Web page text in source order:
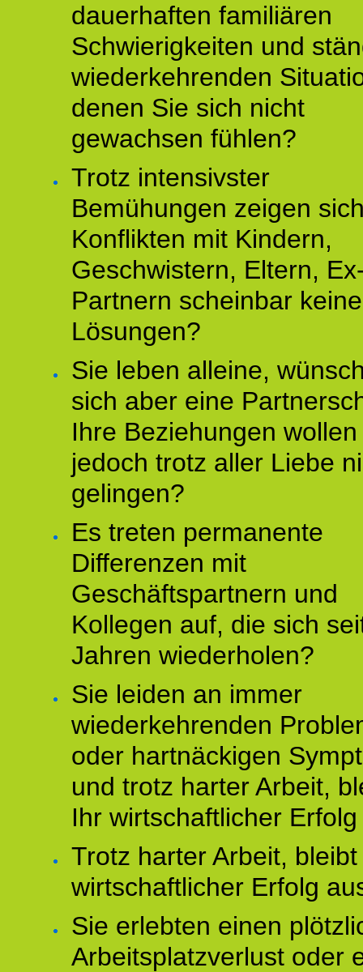
dauerhaften familiären
Schwierigkeiten und
wiederkehrenden
denen Sie sich nicht
gewachsen fühlen?
Trotz intensivster
Bemühungen zeigen
Konflikten mit Kindern,
Geschwistern, Eltern,
Partnern scheinbar keine
Lösungen?
Sie leben alleine,
sich aber eine
Ihre Beziehungen wollen
jedoch trotz aller Liebe
gelingen?
Es treten permanente
Differenzen mit
Geschäftspartnern und
Kollegen auf, die sich
Jahren wiederholen?
Sie leiden an immer
wiederkehrenden
oder hartnäckigen
und trotz harter Arbeit,
Ihr wirtschaftlicher
Trotz harter Arbeit,
wirtschaftlicher Erfolg
Sie erlebten einen
Arbeitsplatzverlust oder